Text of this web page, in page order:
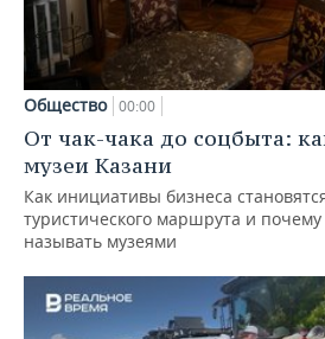
Общество 00:00
От чак-чака до соцбыта:
музеи Казани
Как инициативы бизнеса
туристического маршрута и
называть музеями